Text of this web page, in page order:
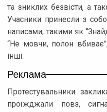
та зниклих безвісти, а
Учасники принесли з
написами, такими як
“Не мовчи, полон
інші.
Реклама
Протестувальники
проїжджали повз,